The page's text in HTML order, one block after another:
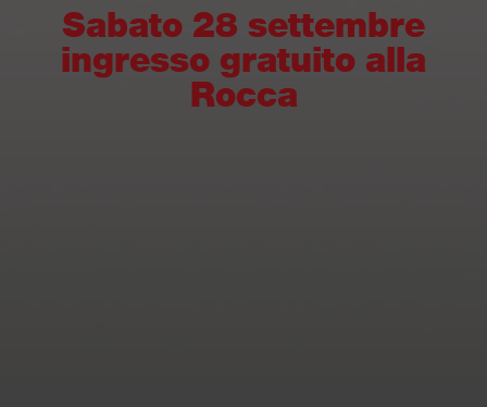
Sabato 28 settembre
ingresso gratuito alla
Rocca